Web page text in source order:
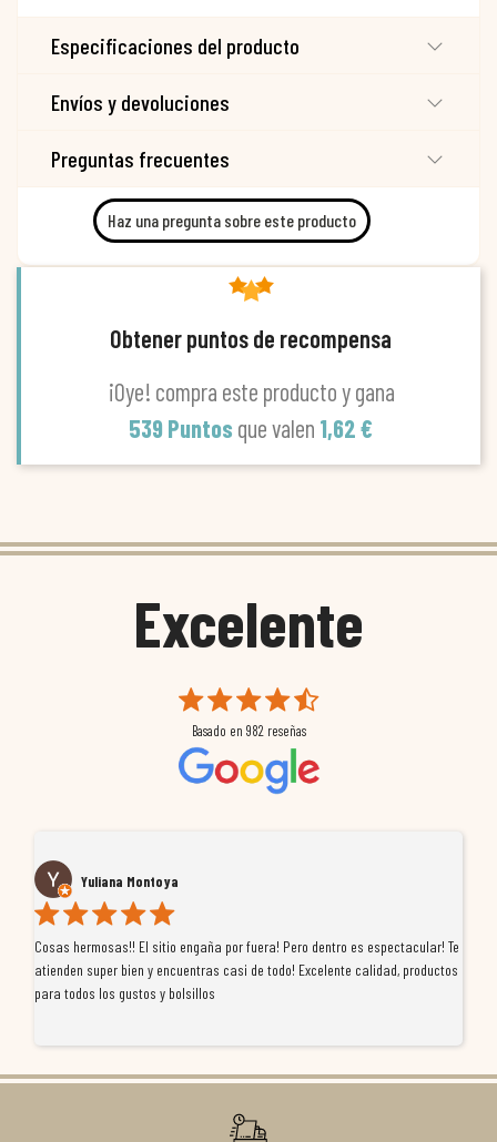
Especificaciones del producto
Envíos y devoluciones
Preguntas frecuentes
Haz una pregunta sobre este producto
Obtener puntos de recompensa
¡Oye! compra este producto y gana
539 Puntos que valen 1,62 €
Excelente
Basado en 982 reseñas
Yuliana Montoya
Cosas hermosas!! El sitio engaña por fuera! Pero dentro es espectacular! Te
atienden super bien y encuentras casi de todo! Excelente calidad, productos
para todos los gustos y bolsillos